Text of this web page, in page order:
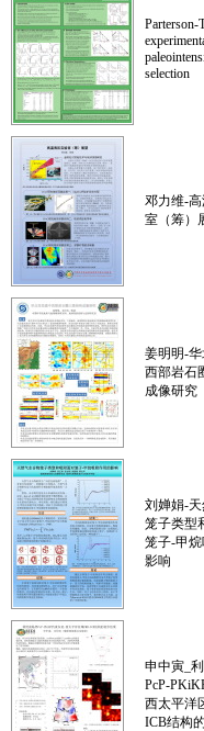
Parterson-
selection
邓力维-
室（筹）
姜明明-
西部岩石
成像研究
刘婵娟-
笼子类型
笼子-甲
影响
申中寅_
PcP-
西太平洋
ICB结构